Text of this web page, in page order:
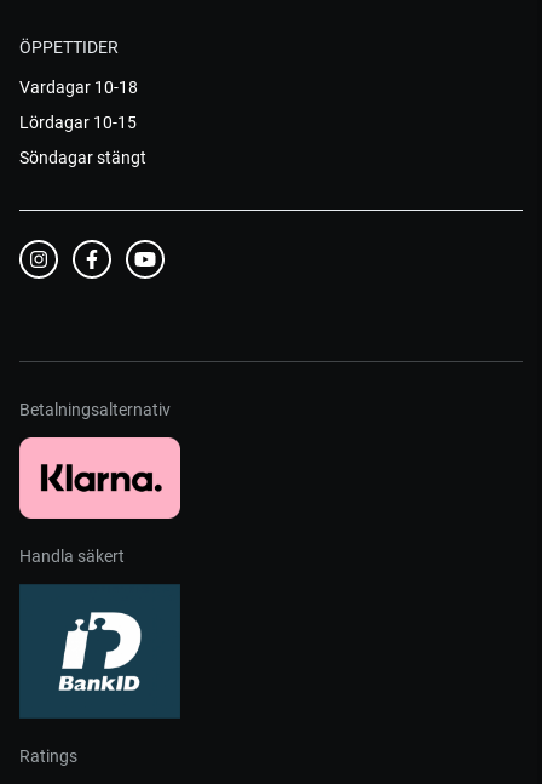
ÖPPETTIDER
Vardagar 10-18
Lördagar 10-15
Söndagar stängt
Betalningsalternativ
Handla säkert
Ratings